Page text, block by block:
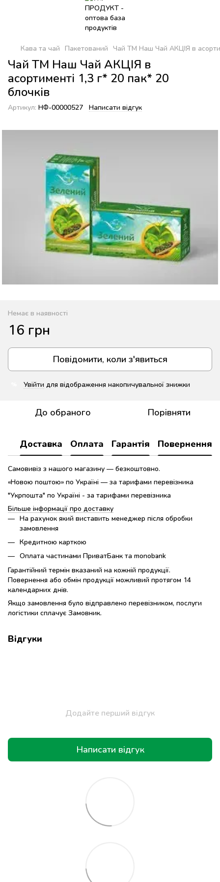
Кава та чай Пакетований Чай ТМ Наш Чай АКЦІЯ в
Чай ТМ Наш Чай АКЦІЯ в
асортименті 1,3 г* 20 пак* 20
блочків
Артикул: НФ-00000527 Написати відгук
Немає в наявності
16 грн
Повідомити, коли з'явиться
Увійти для відображення накопичувальної знижки
До обраного Порівняти
Доставка Оплата Гарантія Повернення
Самовивіз з нашого магазину — безкоштовно.
«Новою поштою» по Україні — за тарифами перевізника
"Укрпошта" по Україні - за тарифами перевізника
Більше інформації про доставку
На рахунок який виставить менеджер після обробки
замовлення
Кредитною карткою
Оплата частинами ПриватБанк та monobank
Гарантійний термін вказаний на кожній продукції.
Повернення або обмін продукції можливий протягом 14
календарних днів.
Якщо замовлення було відправлено перевізником, послуги
логістики сплачує Замовник.
Відгуки
Додайте перший відгук
Написати відгук